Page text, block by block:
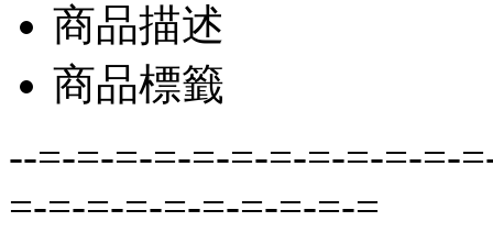
商品描述
商品標籤
--=-=-=-=-=-=-=-=-=-=-=-
=-=-=-=-=-=-=-=-=-=